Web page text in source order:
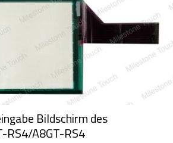
Bildschirm des
RS4/A8GT-RS4